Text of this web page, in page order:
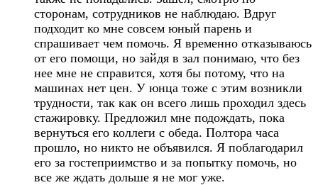
сторонам, сотрудников не наблюдаю. Вдруг
подходит ко мне совсем юный парень и
спрашивает чем помочь. Я временно отказываюсь
от его помощи, но зайдя в зал понимаю, что без
нее мне не справится, хотя бы потому, что на
машинах нет цен. У юнца тоже с этим возникли
трудности, так как он всего лишь проходил здесь
стажировку. Предложил мне подождать, пока
вернуться его коллеги с обеда. Полтора часа
прошло, но никто не объявился. Я поблагодарил
его за гостеприимство и за попытку помочь, но
все же ждать дольше я не мог уже.